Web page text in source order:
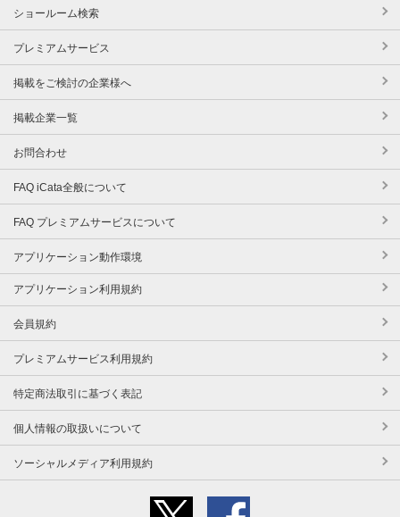
ショールーム検索
プレミアムサービス
掲載をご検討の企業様へ
掲載企業一覧
お問合わせ
FAQ iCata全般について
FAQ プレミアムサービスについて
アプリケーション動作環境
アプリケーション利用規約
会員規約
プレミアムサービス利用規約
特定商法取引に基づく表記
個人情報の取扱いについて
ソーシャルメディア利用規約